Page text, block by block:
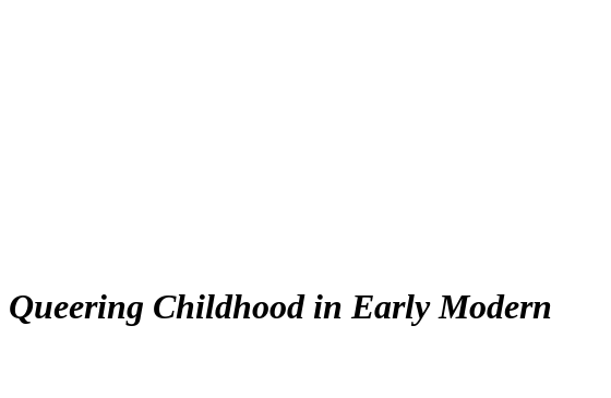
Queering Childhood in Early Modern